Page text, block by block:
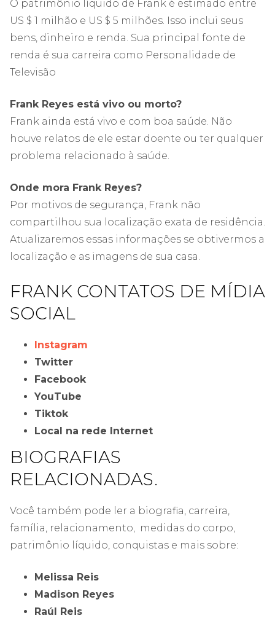
O patrimônio líquido de Frank é estimado entre
US $ 1 milhão e US $ 5 milhões. Isso inclui seus
bens, dinheiro e renda. Sua principal fonte de
renda é sua carreira como Personalidade de
Televisão
Frank Reyes está vivo ou morto?
Frank ainda está vivo e com boa saúde. Não
houve relatos de ele estar doente ou ter qualquer
problema relacionado à saúde.
Onde mora Frank Reyes?
Por motivos de segurança, Frank não
compartilhou sua localização exata de residência.
Atualizaremos essas informações se obtivermos a
localização e as imagens de sua casa.
FRANK CONTATOS DE MÍDIA
SOCIAL
Instagram
Twitter
Facebook
YouTube
Tiktok
Local na rede Internet
BIOGRAFIAS
RELACIONADAS.
Você também pode ler a biografia, carreira,
família, relacionamento, medidas do corpo,
patrimônio líquido, conquistas e mais sobre:
Melissa Reis
Madison Reyes
Raúl Reis